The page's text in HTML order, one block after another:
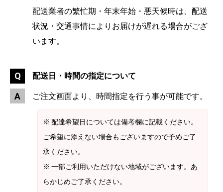
配送業者の繁忙期・年末年始・悪天候時は、配送
状況・交通事情によりお届けが遅れる場合がござ
います。
配送日・時間の指定について
ご注文画面より、時間指定を行う事が可能です。
※ 配達希望日については備考欄に記載ください。
ご希望に添えない場合もございますので予めご了
承ください。
※ 一部ご利用いただけない地域がございます。あ
らかじめご了承ください。